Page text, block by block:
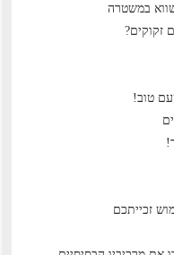
במשטרה
זקוקים?
טוב!
זכייתכם